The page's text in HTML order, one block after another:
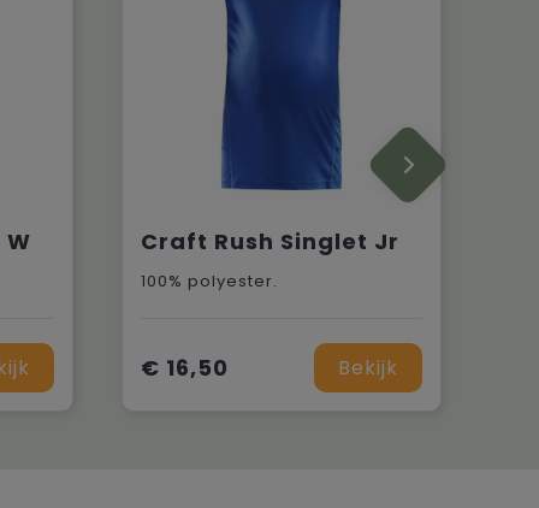
Craft Rush Singlet Jr
100% polyester.
€ 16,50 Bekijk